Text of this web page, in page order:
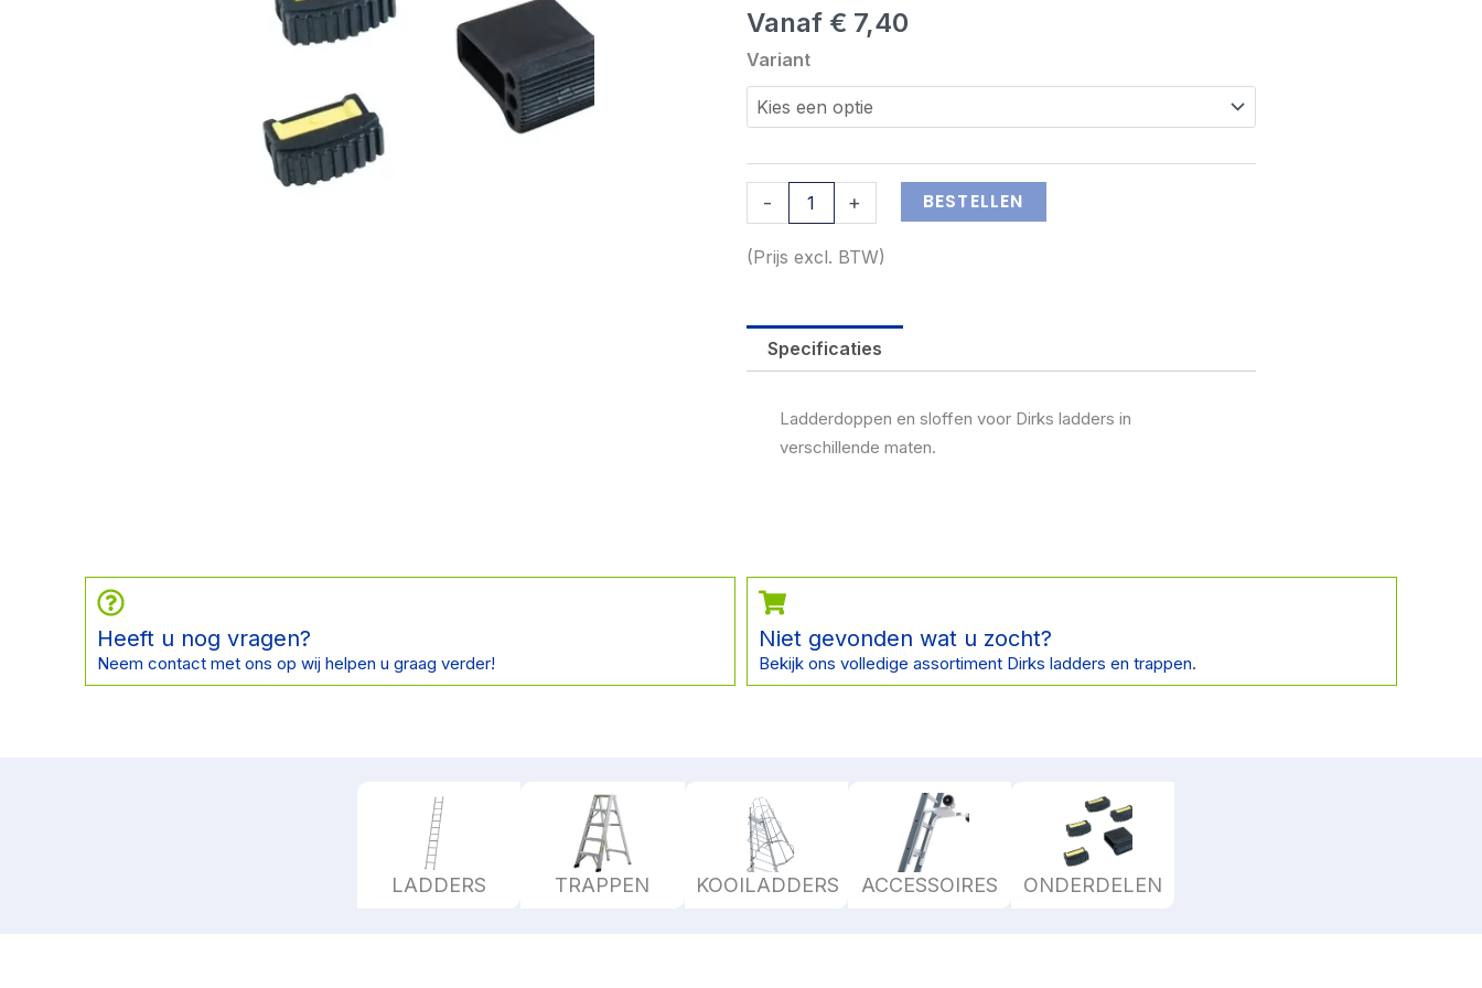
Vanaf € 7,40
Variant
-
Dirks
ladderdoppen
en
aantal
+ BESTELLEN
(Prijs excl. BTW)
Specificaties
Ladderdoppen en sloffen voor Dirks ladders in
verschillende maten.
Heeft u nog vragen?
Neem contact met ons op wij helpen u graag verder!
Niet gevonden wat u zocht?
Bekijk ons volledige assortiment Dirks ladders en trappen.
LADDERS TRAPPEN KOOILADDERS ACCESSOIRES ONDERDELEN